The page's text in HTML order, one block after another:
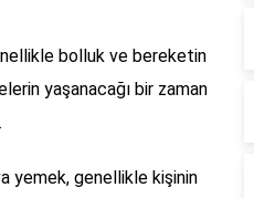
bolluk ve bereketin
yaşanacağı bir zaman
yemek, genellikle kişinin